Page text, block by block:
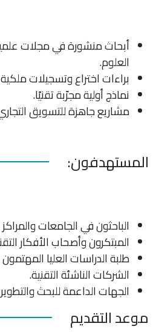
أبحاث منشورة في مجلات
العلوم.
براءات اختراع وتسجيلات
نماذج أولية مجرّبة تقنيًا.
مشاريع جاهزة للتسويق
المستهدفون:
الباحثون في الجامعات والمراكز
المبتكرون وأصحاب الأفكار
طلبة الدراسات العليا المهتمون
الشركات الناشئة التقنية.
الجهات الداعمة للبحث والتطوير
موعد التقديم